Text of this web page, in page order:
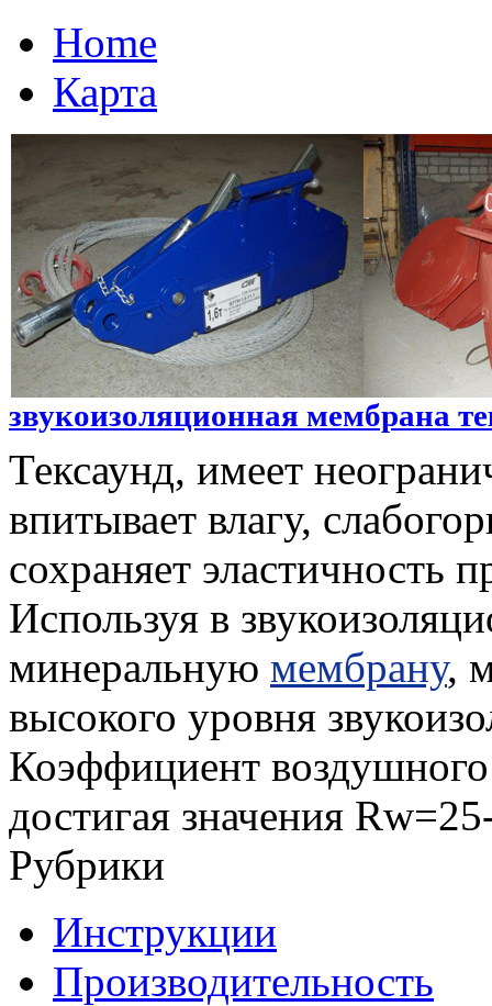
Home
Карта
звукоизоляционная мембрана
Тексаунд, имеет
впитывает влагу,
сохраняет эластичность
Используя в
минеральную мембрану,
высокого уровня
Коэффициент
достигая значения
Рубрики
Инструкции
Производительность